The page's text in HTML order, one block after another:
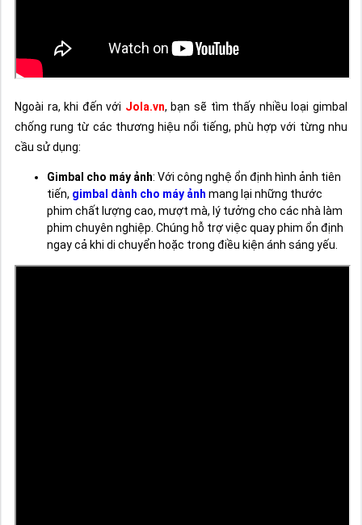
Ngoài ra, khi đến với Jola.vn, bạn sẽ tìm thấy nhiều loại gimbal
chống rung từ các thương hiệu nổi tiếng, phù hợp với từng nhu
cầu sử dụng:
Gimbal cho máy ảnh: Với công nghệ ổn định hình ảnh tiên
tiến, gimbal dành cho máy ảnh mang lại những thước
phim chất lượng cao, mượt mà, lý tưởng cho các nhà làm
phim chuyên nghiệp. Chúng hỗ trợ việc quay phim ổn định
ngay cả khi di chuyển hoặc trong điều kiện ánh sáng yếu.